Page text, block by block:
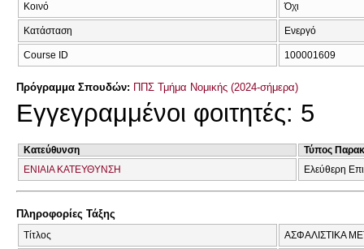
Κοινό Όχι
Κατάσταση Ενεργό
Course ID 100001609
Πρόγραμμα Σπουδών: ΠΠΣ Τμήμα Νομικής (2024-σήμερα)
Εγγεγραμμένοι φοιτητές: 5
Κατεύθυνση
Τύπος
ΕΝΙΑΙΑ ΚΑΤΕΥΘΥΝΣΗ
Ελεύθερη
Πληροφορίες Τάξης
Τίτλος ΑΣΦΑΛΙΣΤΙΚΑ